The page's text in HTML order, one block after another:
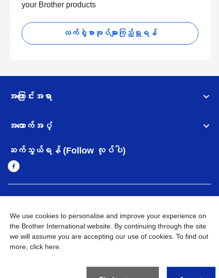
your Brother products
လက်စွဲစာအုပ်များကြည့်ရှုရန်
အကြောင်းအရာ
အထောက်အပံ့
ဆက်သွယ်ရန် (Follow လုပ်ပါ)
အချက်အလက်မူဝါဒ အသုံးပြုမူဝါဒ
သုံးစွဲရန် ဝက်ဆိုဒ်အညွှန်း
Brother Global ဝက်ဆိုဒ်သို့သွားရန်
We use cookies to personalise and improve your experience on
the Brother International website. By continuing through the site
we will assume you are accepting our use of cookies. To find out
more, click here